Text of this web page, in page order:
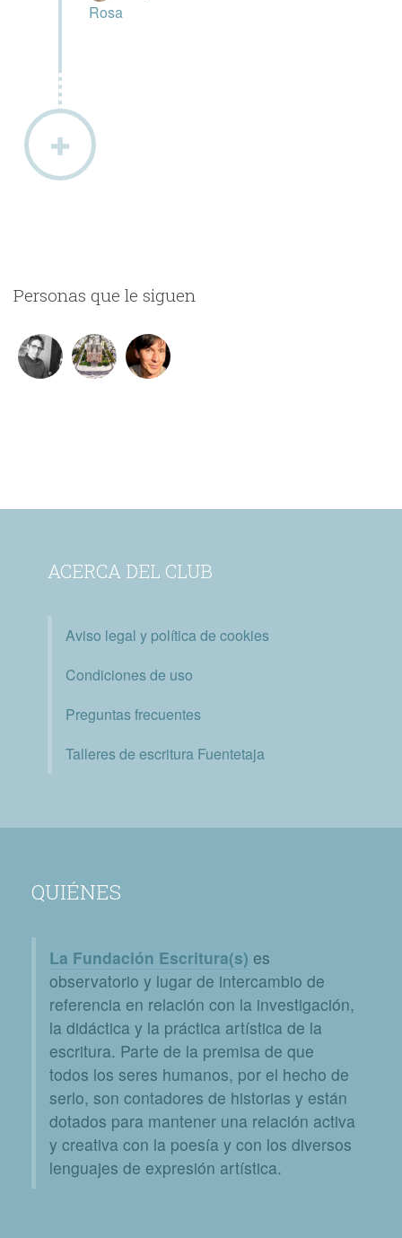
Rosa
Personas que le siguen
ACERCA DEL CLUB
Aviso legal y política de cookies
Condiciones de uso
Preguntas frecuentes
Talleres de escritura Fuentetaja
QUIÉNES
La Fundación Escritura(s) es
observatorio y lugar de intercambio de
referencia en relación con la investigación,
la didáctica y la práctica artística de la
escritura. Parte de la premisa de que
todos los seres humanos, por el hecho de
serlo, son contadores de historias y están
dotados para mantener una relación activa
y creativa con la poesía y con los diversos
lenguajes de expresión artística.